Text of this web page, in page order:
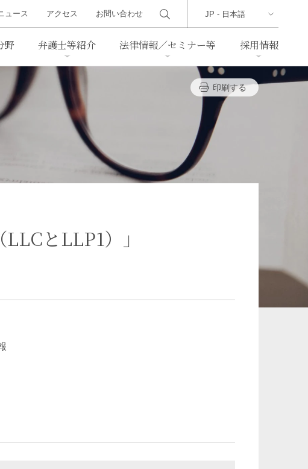
アクセス
野
事業再生・倒産
通商法・経済安全保障
中国法務
インフラ／PFI／PPP
弁護士等紹介 法律情報／セミナー等
ニューズレター 判例紹介
採用情報
ュース アクセス お問い合わせ
印刷する
とLLP1）」